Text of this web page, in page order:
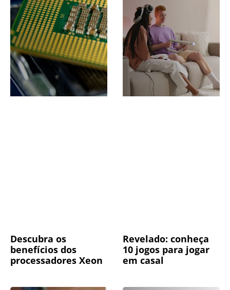
Descubra os
benefícios dos
processadores Xeon
Revelado: conheça
10 jogos para jogar
em casal